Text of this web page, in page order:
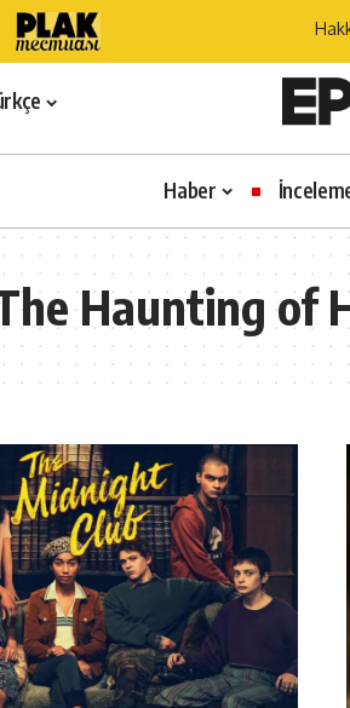
Haber
Haunting of